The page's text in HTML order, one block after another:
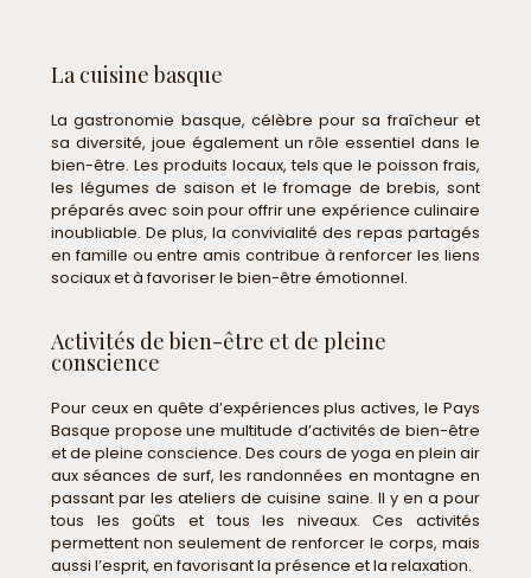
La cuisine basque
La gastronomie basque, célèbre pour sa fraîcheur et
sa diversité, joue également un rôle essentiel dans le
bien-être. Les produits locaux, tels que le poisson frais,
les légumes de saison et le fromage de brebis, sont
préparés avec soin pour offrir une expérience culinaire
inoubliable. De plus, la convivialité des repas partagés
en famille ou entre amis contribue à renforcer les liens
sociaux et à favoriser le bien-être émotionnel.
Activités de bien-être et de pleine
conscience
Pour ceux en quête d’expériences plus actives, le Pays
Basque propose une multitude d’activités de bien-être
et de pleine conscience. Des cours de yoga en plein air
aux séances de surf, les randonnées en montagne en
passant par les ateliers de cuisine saine. Il y en a pour
tous les goûts et tous les niveaux. Ces activités
permettent non seulement de renforcer le corps, mais
aussi l’esprit, en favorisant la présence et la relaxation.